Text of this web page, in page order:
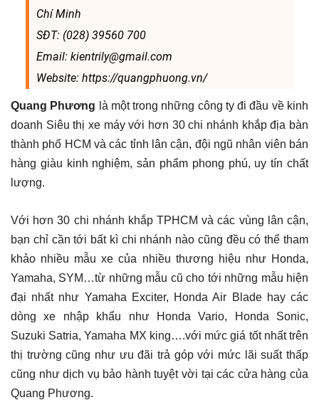
Chí Minh
SĐT: (028) 39560 700
Email: kientrily@gmail.com
Website: https://quangphuong.vn/
Quang Phương là một trong những công ty đi đầu về kinh
doanh Siêu thị xe máy với hơn 30 chi nhánh khắp địa bàn
thành phố HCM và các tỉnh lân cận, đội ngũ nhân viên bán
hàng giàu kinh nghiệm, sản phẩm phong phú, uy tín chất
lượng.
Với hơn 30 chi nhánh khắp TPHCM và các vùng lân cận,
bạn chỉ cần tới bất kì chi nhánh nào cũng đều có thể tham
khảo nhiều mẫu xe của nhiều thương hiệu như Honda,
Yamaha, SYM…từ những mẫu cũ cho tới những mẫu hiện
đại nhất như Yamaha Exciter, Honda Air Blade hay các
dòng xe nhập khẩu như Honda Vario, Honda Sonic,
Suzuki Satria, Yamaha MX king….với mức giá tốt nhất trên
thị trường cũng như ưu đãi trả góp với mức lãi suất thấp
cũng như dịch vụ bảo hành tuyệt vời tại các cửa hàng của
Quang Phương.